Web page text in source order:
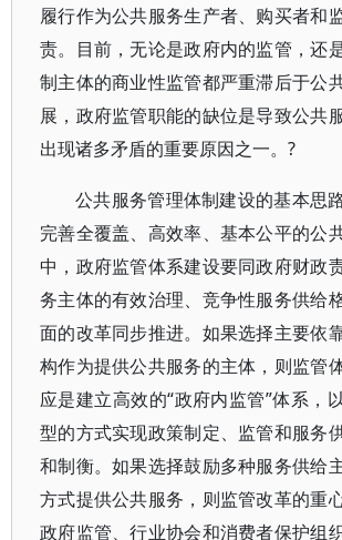
履行作为公共服务生产者、购买者和
责。目前，无论是政府内的监管，还
制主体的商业性监管都严重滞后于公
展，政府监管职能的缺位是导致公共
出现诸多矛盾的重要原因之一。?
公共服务管理体制建设的基本思
完善全覆盖、高效率、基本公平的公
中，政府监管体系建设要同政府财政
务主体的有效治理、竞争性服务供给
面的改革同步推进。如果选择主要依
构作为提供公共服务的主体，则监管
应是建立高效的“政府内监管”体系，
型的方式实现政策制定、监管和服务
和制衡。如果选择鼓励多种服务供给
方式提供公共服务，则监管改革的重
政府监管、行业协会和消费者保护组